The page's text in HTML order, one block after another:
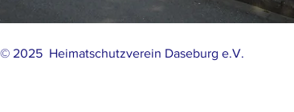
© 2025 Heimatschutzverein Daseburg e.V.